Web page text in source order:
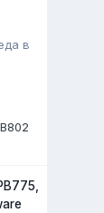
в